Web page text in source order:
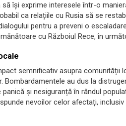
își exprime interesele într-o
ca relațiile cu Rusia să se
pentru a preveni o
cu Războiul Rece, în
semnificativ asupra comunității
au dus la
și nesiguranță în rândul
nevoilor celor afectați,